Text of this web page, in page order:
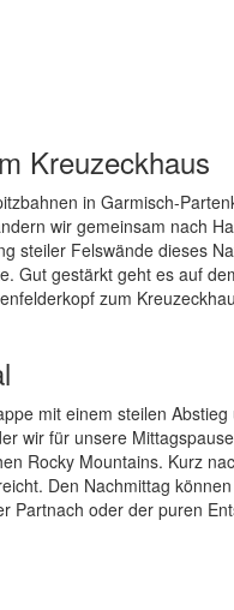
Kreuzeckhaus
in Garmisch-
wir gemeinsam nach
steiler Felswände dieses
Gut gestärkt geht es auf
zum
mit einem steilen
wir für unsere
Rocky Mountains. Kurz
Den Nachmittag
Partnach oder der puren